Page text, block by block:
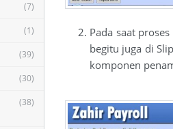
(7)
(1)
(39)
(30)
(38)
Pada saat
begitu juga di
komponen